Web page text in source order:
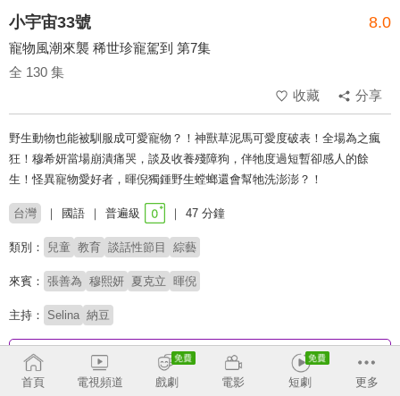
小宇宙33號 8.0
寵物風潮來襲 稀世珍寵駕到 第7集
全 130 集
收藏
分享
野生動物也能被馴服成可愛寵物？！神獸草泥馬可愛度破表！全場為之瘋
狂！穆希妍當場崩潰痛哭，談及收養殘障狗，伴牠度過短暫卻感人的餘
生！怪異寵物愛好者，暉倪獨鍾野生螳螂還會幫牠洗澎澎？！
台灣 國語 普遍級 47 分鐘
類別： 兒童 教育 談話性節目 綜藝
來賓： 張善為 穆熙妍 夏克立 暉倪
主持： Selina 納豆
收回
首頁
電視頻道 戲劇 電影 短劇 更多